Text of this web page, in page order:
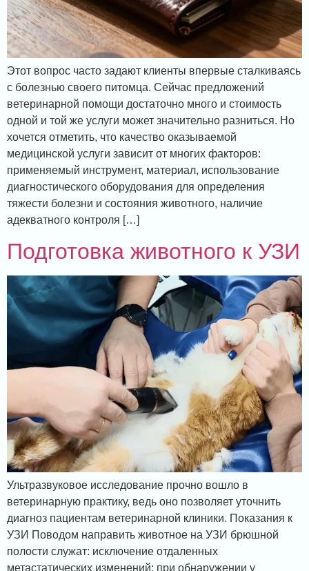
Этот вопрос часто задают клиенты впервые сталкиваясь
с болезнью своего питомца. Сейчас предложений
ветеринарной помощи достаточно много и стоимость
одной и той же услуги может значительно разниться. Но
хочется отметить, что качество оказываемой
медицинской услуги зависит от многих факторов:
применяемый инструмент, материал, использование
диагностического оборудования для определения
тяжести болезни и состояния животного, наличие
адекватного контроля […]
Подготовка животного к УЗИ
Ультразвуковое исследование прочно вошло в
ветеринарную практику, ведь оно позволяет уточнить
диагноз пациентам ветеринарной клиники. Показания к
УЗИ Поводом направить животное на УЗИ брюшной
полости служат: исключение отдаленных
метастатических изменений: при обнаружении у